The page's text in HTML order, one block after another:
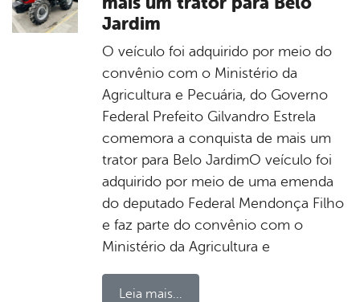
Jardim
O veículo foi adquirido por meio do
convênio com o Ministério da
Agricultura e Pecuária, do Governo
Federal Prefeito Gilvandro Estrela
comemora a conquista de mais um
trator para Belo JardimO veículo foi
adquirido por meio de uma emenda
do deputado Federal Mendonça Filho
e faz parte do convênio com o
Ministério da Agricultura e
Leia mais...